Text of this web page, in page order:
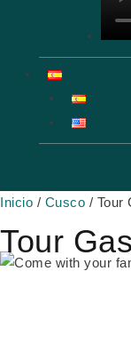
Inicio / Cusco / Tour
Tour